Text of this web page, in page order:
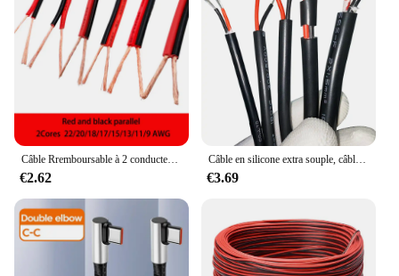
Câble Rremboursable à 2 conducteurs, fil LED, fil parallèle rouge et noir, isolation trompent, câble d'extension en cuivre, 1 mètre, 22 AWG, 20 AWG, 18 AWG, 17 AWG, 15 AWG, 13 AWG, 11 AWG, 9AWG
€2.62
Câble en silicone extra souple, câble de degré haute température, fil de silicone à 2 cœurs, ligne de gaine d'information d'alimentation multicœur YGC
€3.69